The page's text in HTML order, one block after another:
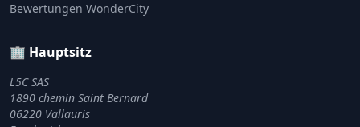
Bewertungen WonderCity
🏢 Hauptsitz
L5C SAS
1890 chemin Saint Bernard
06220 Vallauris